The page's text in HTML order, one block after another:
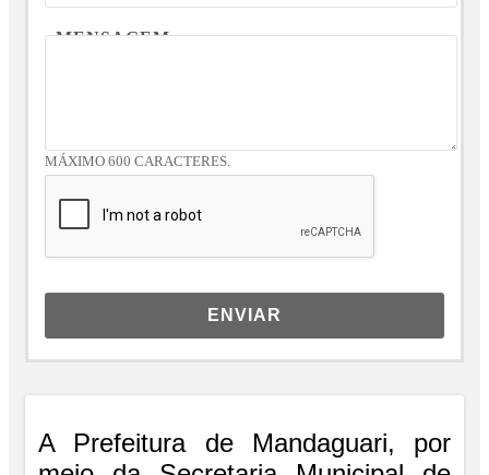
MENSAGEM
MÁXIMO 600 CARACTERES.
ENVIAR
A Prefeitura de Mandaguari, por